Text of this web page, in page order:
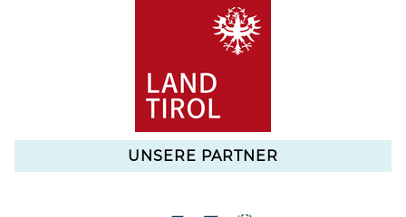
UNSERE PARTNER